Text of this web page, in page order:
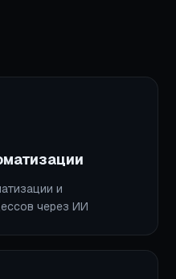
и
через ИИ